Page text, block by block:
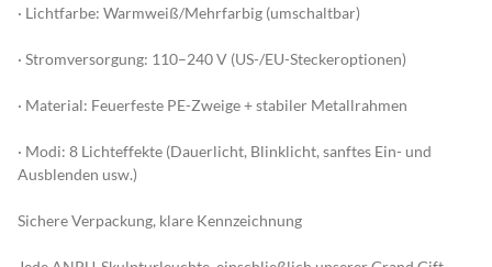
· Lichtfarbe: Warmweiß/Mehrfarbig (umschaltbar)
· Stromversorgung: 110–240 V (US-/EU-Steckeroptionen)
· Material: Feuerfeste PE-Zweige + stabiler Metallrahmen
· Modi: 8 Lichteffekte (Dauerlicht, Blinklicht, sanftes Ein- und
Ausblenden usw.)
Sichere Verpackung, klare Kennzeichnung